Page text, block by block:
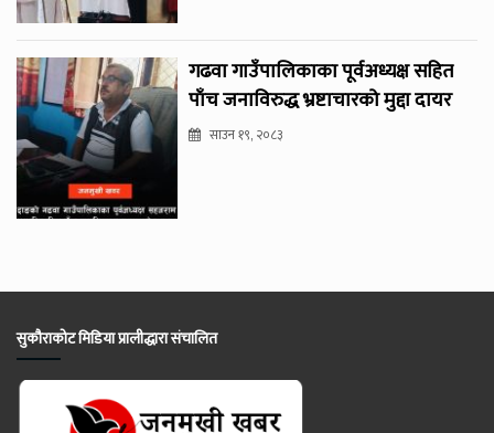
गढवा गाउँपालिकाका पूर्वअध्यक्ष सहित
पाँच जनाविरुद्ध भ्रष्टाचारको मुद्दा दायर
साउन १९, २०८३
सुकौराकोट मिडिया प्रालीद्धारा संचालित